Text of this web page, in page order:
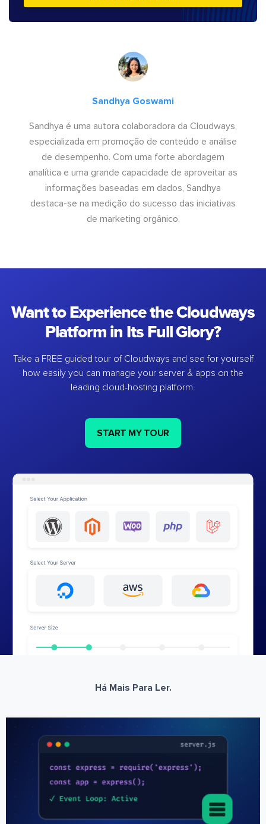
Sandhya Goswami
Sandhya é uma autora colaboradora da Cloudways,
especializada em promoção de conteúdo e análise
de desempenho. Com uma forte abordagem
analítica e uma grande capacidade de aproveitar as
informações baseadas em dados, Sandhya
destaca-se na medição do sucesso das iniciativas
de marketing orgânico.
Want to Experience the Cloudways
Platform in Its Full Glory?
Take a FREE guided tour of Cloudways and see for yourself
how easily you can manage your server & apps on the
leading cloud-hosting platform.
START MY TOUR
Há Mais Para Ler.